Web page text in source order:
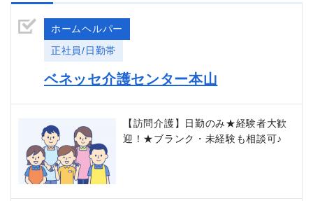
ホームヘルパー
正社員/日勤帯
ベネッセ介護センター本山
【訪問介護】日勤のみ★経験者大歓
迎！★ブランク・未経験も相談可♪